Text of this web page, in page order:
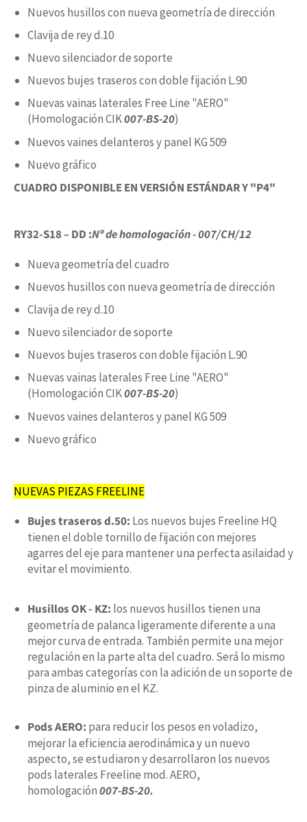
Nuevos husillos con nueva geometría de dirección
Clavija de rey d.10
Nuevo silenciador de soporte
Nuevos bujes traseros con doble fijación L.90
Nuevas vainas laterales Free Line "AERO"
(Homologación CIK007-BS-20)
Nuevos vaines delanteros y panel KG 509
Nuevo gráfico
CUADRO DISPONIBLE EN VERSIÓN ESTÁNDAR Y "P4"
RY32-S18 – DD :Nº de homologación - 007/CH/12
Nueva geometría del cuadro
Nuevos husillos con nueva geometría de dirección
Clavija de rey d.10
Nuevo silenciador de soporte
Nuevos bujes traseros con doble fijación L.90
Nuevas vainas laterales Free Line "AERO"
(Homologación CIK007-BS-20)
Nuevos vaines delanteros y panel KG 509
Nuevo gráfico
NUEVAS PIEZAS FREELINE
Bujes traseros d.50: Los nuevos bujes Freeline HQ
tienen el doble tornillo de fijación con mejores
agarres del eje para mantener una perfecta asilaidad y
evitar el movimiento.
Husillos OK - KZ: los nuevos husillos tienen una
geometría de palanca ligeramente diferente a una
mejor curva de entrada. También permite una mejor
regulación en la parte alta del cuadro. Será lo mismo
para ambas categorías con la adición de un soporte de
pinza de aluminio en el KZ.
Pods AERO: para reducir los pesos en voladizo,
mejorar la eficiencia aerodinámica y un nuevo
aspecto, se estudiaron y desarrollaron los nuevos
pods laterales Freeline mod. AERO,
homologación007-BS-20.